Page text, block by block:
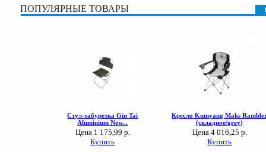
ПОПУЛЯРНЫЕ ТОВАРЫ